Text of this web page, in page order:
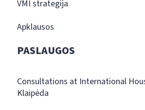
VMI strategija
Apklausos
PASLAUGOS
Consultations at International
Klaipėda